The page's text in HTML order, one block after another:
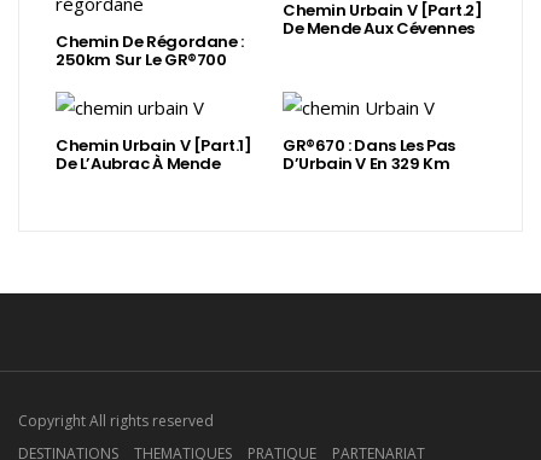
Chemin De Régordane :
250km Sur Le GR®700
Chemin Urbain V [Part.2]
De Mende Aux Cévennes
Chemin Urbain V [Part.1]
De L’Aubrac À Mende
GR®670 : Dans Les Pas
D’Urbain V En 329 Km
Copyright All rights reserved
DESTINATIONS
THEMATIQUES PRATIQUE PARTENARIAT